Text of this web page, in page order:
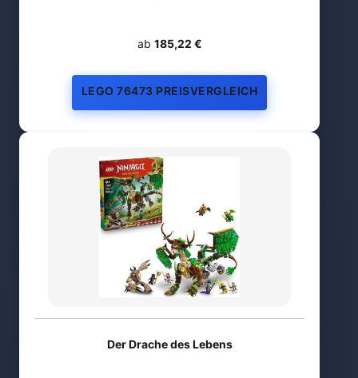
ab 185,22 €
LEGO 76473 PREISVERGLEICH
Der Drache des Lebens